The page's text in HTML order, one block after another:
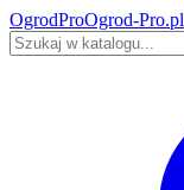
OgrodProOgrod-Pro.pl